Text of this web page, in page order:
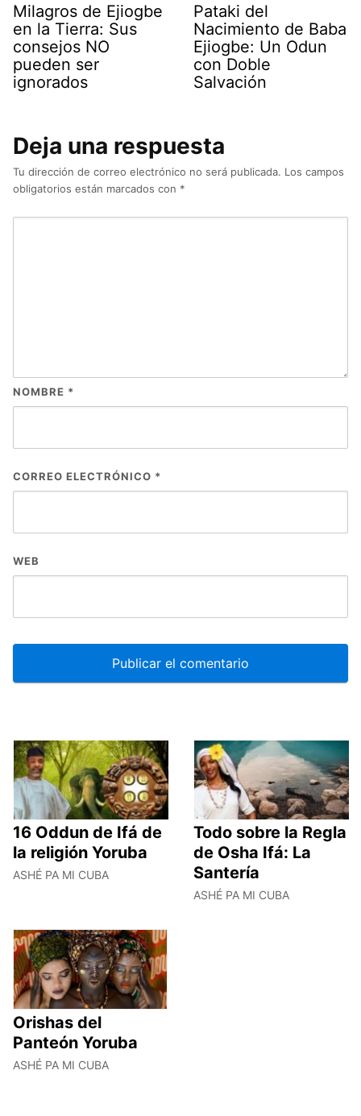
Milagros de Ejiogbe
en la Tierra: Sus
consejos NO
pueden ser
ignorados
Pataki del
Nacimiento de Baba
Ejiogbe: Un Odun
con Doble
Salvación
Deja una respuesta
Tu dirección de correo electrónico no será publicada. Los campos
obligatorios están marcados con *
NOMBRE *
CORREO ELECTRÓNICO *
WEB
16 Oddun de Ifá de
la religión Yoruba
ASHÉ PA MI CUBA
Todo sobre la Regla
de Osha Ifá: La
Santería
ASHÉ PA MI CUBA
Orishas del
Panteón Yoruba
ASHÉ PA MI CUBA